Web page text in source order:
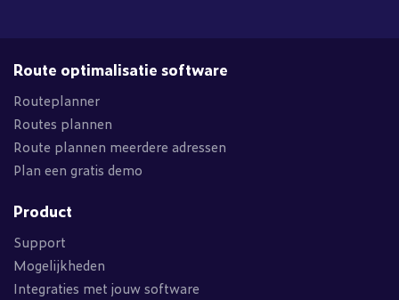
Route optimalisatie software
Routeplanner
Routes plannen
Route plannen meerdere adressen
Plan een gratis demo
Product
Support
Mogelijkheden
Integraties met jouw software